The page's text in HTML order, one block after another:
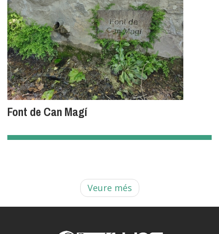
Font de Can Magí
Veure més